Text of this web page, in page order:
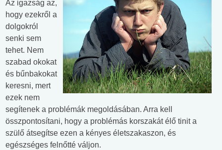
Az igazság az,
hogy ezekről a
dolgokról
senki sem
tehet. Nem
szabad okokat
és bűnbakokat
keresni, mert
ezek nem
segítenek a problémák megoldásában. Arra kell
összpontosítani, hogy a problémás korszakát élő tinit a
szülő átsegítse ezen a kényes életszakaszon, és
egészséges felnőtté váljon.